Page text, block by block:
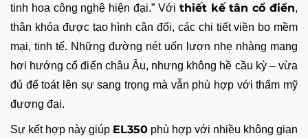
tinh hoa công nghệ hiện đại.” Với thiết kế tân cổ điển,
thân khóa được tạo hình cân đối, các chi tiết viền bo mềm
mại, tinh tế. Những đường nét uốn lượn nhẹ nhàng mang
hơi hướng cổ điển châu Âu, nhưng không hề cầu kỳ – vừa
đủ để toát lên sự sang trọng mà vẫn phù hợp với thẩm mỹ
đương đại.
Sự kết hợp này giúp EL350 phù hợp với nhiều không gian